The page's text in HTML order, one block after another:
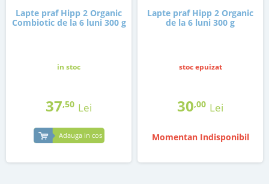
Lapte praf Hipp 2 Organic
Combiotic de la 6 luni 300 g
in stoc
37,50 Lei
Adauga in cos
Lapte praf Hipp 2 Organic
de la 6 luni 300 g
stoc epuizat
30,00 Lei
Momentan Indisponibil